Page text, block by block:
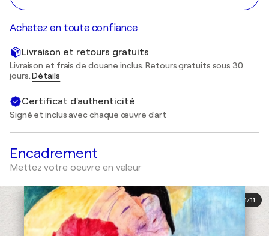
Achetez en toute confiance
Livraison et retours gratuits
Livraison et frais de douane inclus. Retours gratuits sous 30
jours.Détails
Certificat d'authenticité
Signé et inclus avec chaque œuvre d'art
Encadrement
Mettez votre oeuvre en valeur
1/11